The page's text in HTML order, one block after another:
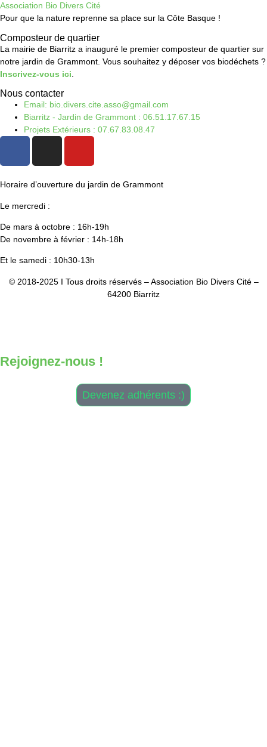
Association Bio Divers Cité
Pour que la nature reprenne sa place sur la Côte Basque !
Composteur de quartier
La mairie de Biarritz a inauguré le premier composteur de quartier sur
notre jardin de Grammont. Vous souhaitez y déposer vos biodéchets ?
Inscrivez-vous ici
Nous contacter
Email: bio.divers.cite.asso@gmail.com
Biarritz - Jardin de Grammont : 06.51.17.67.15
Projets Extérieurs : 07.67.83.08.47
Horaire d’ouverture du jardin de Grammont
Le mercredi :
De mars à octobre : 16h-19h
De novembre à février : 14h-18h
Et le samedi : 10h30-13h
© 2018-2025 I Tous droits réservés – Association Bio Divers Cité –
64200 Biarritz
Rejoignez-nous !
Devenez adhérents :)